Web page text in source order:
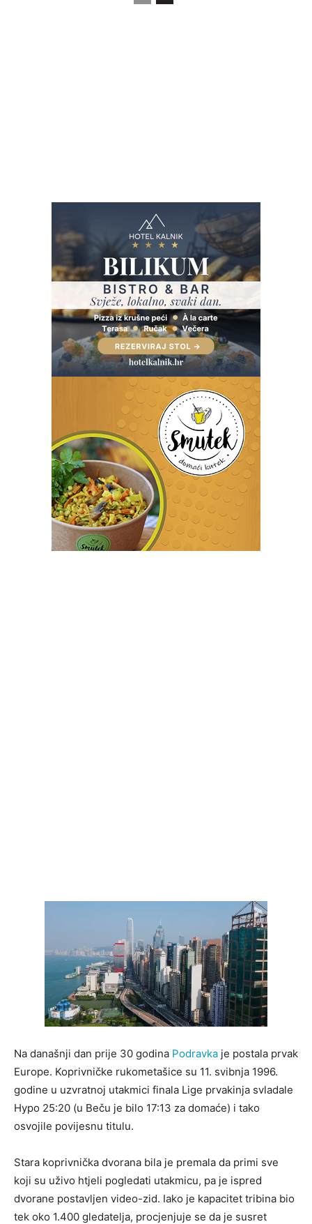
Na današnji dan prije 30 godina Podravka je postala prvak
Europe. Koprivničke rukometašice su 11. svibnja 1996.
godine u uzvratnoj utakmici finala Lige prvakinja svladale
Hypo 25:20 (u Beču je bilo 17:13 za domaće) i tako
osvojile povijesnu titulu.
Stara koprivnička dvorana bila je premala da primi sve
koji su uživo htjeli pogledati utakmicu, pa je ispred
dvorane postavljen video-zid. Iako je kapacitet tribina bio
tek oko 1.400 gledatelja, procjenjuje se da je susret